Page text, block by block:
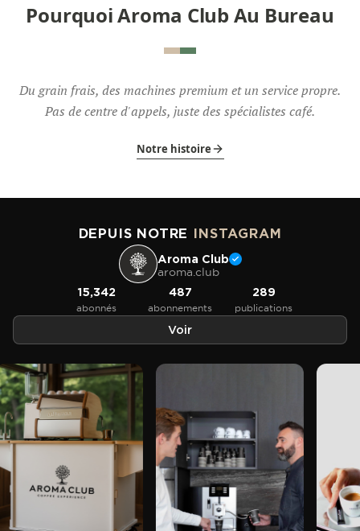
Pourquoi Aroma Club Au Bureau
Du grain frais, des machines premium et un service propre.
Pas de centre d'appels, juste des spécialistes café.
Notre histoire
DEPUIS NOTRE INSTAGRAM
Aroma Club
aroma.club
15,342
abonnés
487
abonnements
289
publications
Voir